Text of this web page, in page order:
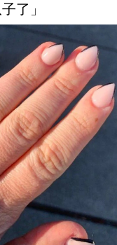
了」